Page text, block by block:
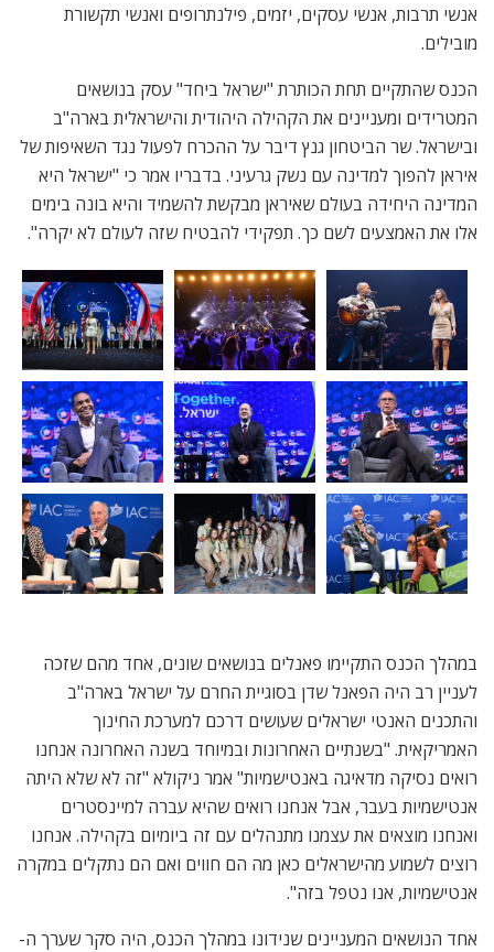
אנשי תרבות, אנשי עסקים, יזמים, פילנתרופים ואנשי תקשורת
מובילים.
הכנס שהתקיים תחת הכותרת "ישראל ביחד" עסק בנושאים
המטרידים ומעניינים את הקהילה היהודית והישראלית בארה"ב
ובישראל. שר הביטחון גנץ דיבר על ההכרח לפעול נגד השאיפות של
איראן להפוך למדינה עם נשק גרעיני. בדבריו אמר כי "ישראל היא
המדינה היחידה בעולם שאיראן מבקשת להשמיד והיא בונה בימים
אלו את האמצעים לשם כך. תפקידי להבטיח שזה לעולם לא יקרה".
במהלך הכנס התקיימו פאנלים בנושאים שונים, אחד מהם שזכה
לעניין רב היה הפאנל שדן בסוגיית החרם על ישראל בארה"ב
והתכנים האנטי ישראלים שעושים דרכם למערכת החינוך
האמריקאית. "בשנתיים האחרונות ובמיוחד בשנה האחרונה אנחנו
רואים נסיקה מדאיגה באנטישמיות" אמר ניקולא "זה לא שלא היתה
אנטישמיות בעבר, אבל אנחנו רואים שהיא עברה למיינסטרים
ואנחנו מוצאים את עצמנו מתנהלים עם זה ביומיום בקהילה. אנחנו
רוצים לשמוע מהישראלים כאן מה הם חווים ואם הם נתקלים במקרה
אנטישמיות, אנו נטפל בזה".
אחד הנושאים המעניינים שנידונו במהלך הכנס, היה סקר שערך ה-